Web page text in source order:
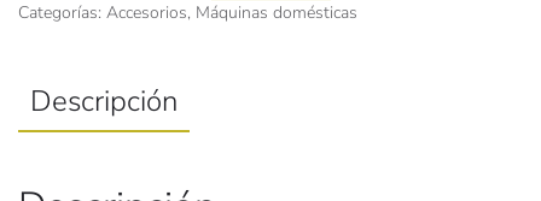
Categorías: Accesorios, Máquinas domésticas
Descripción